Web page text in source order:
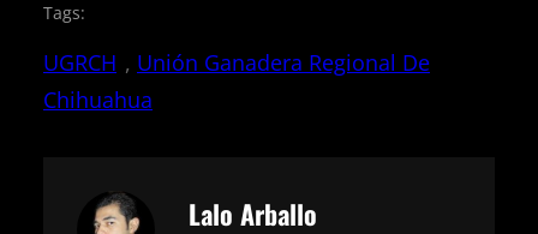
Tags:
UGRCH , Unión Ganadera Regional De
Chihuahua
Lalo Arballo